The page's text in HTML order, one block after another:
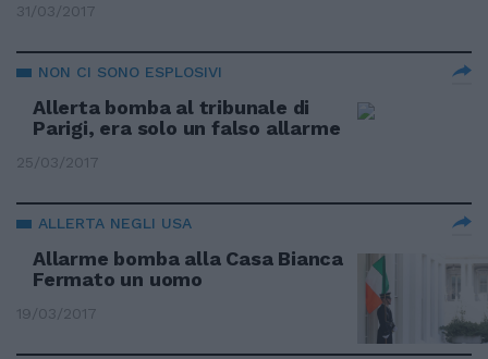
31/03/2017
NON CI SONO ESPLOSIVI
Allerta bomba al tribunale di
Parigi, era solo un falso allarme
25/03/2017
ALLERTA NEGLI USA
Allarme bomba alla Casa Bianca
Fermato un uomo
19/03/2017